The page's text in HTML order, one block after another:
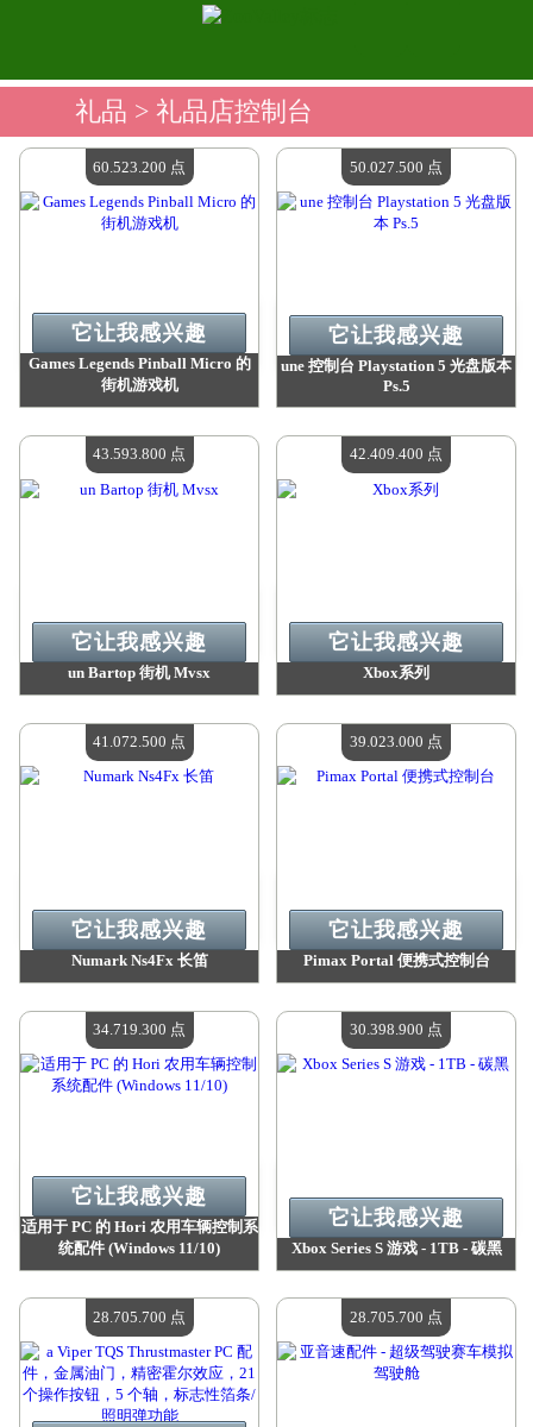
礼品 > 礼品店控制台
Games Legends Pinball Micro 的
街机游戏机
现有数量：4
它让我感兴趣
60.523.200 点
une 控制台 Playstation 5 光盘版本
Ps.5
现有数量：4
它让我感兴趣
50.027.500 点
un Bartop 街机 Mvsx
现有数量：4
它让我感兴趣
43.593.800 点
Xbox系列
现有数量：4
它让我感兴趣
42.409.400 点
Numark Ns4Fx 长笛
现有数量：4
它让我感兴趣
41.072.500 点
Pimax Portal 便携式控制台
现有数量：4
它让我感兴趣
39.023.000 点
适用于 PC 的 Hori 农用车辆控制系
统配件 (Windows 11/10)
现有数量：4
它让我感兴趣
34.719.300 点
Xbox Series S 游戏 - 1TB - 碳黑
现有数量：4
它让我感兴趣
30.398.900 点
28.705.700 点 28.705.700 点